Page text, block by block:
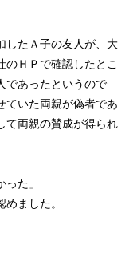
したＡ子の友人が、大
ＨＰで確認したとこ
であったというので
ていた両親が偽者であ
て両親の賛成が得られ
た」
ました。